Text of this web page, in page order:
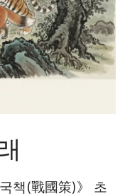
책(戰國策)》 초